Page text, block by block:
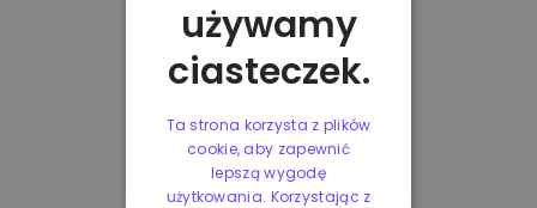
używamy
ciasteczek.
Ta strona korzysta z plików
cookie, aby zapewnić
lepszą wygodę
użytkowania. Korzystając z